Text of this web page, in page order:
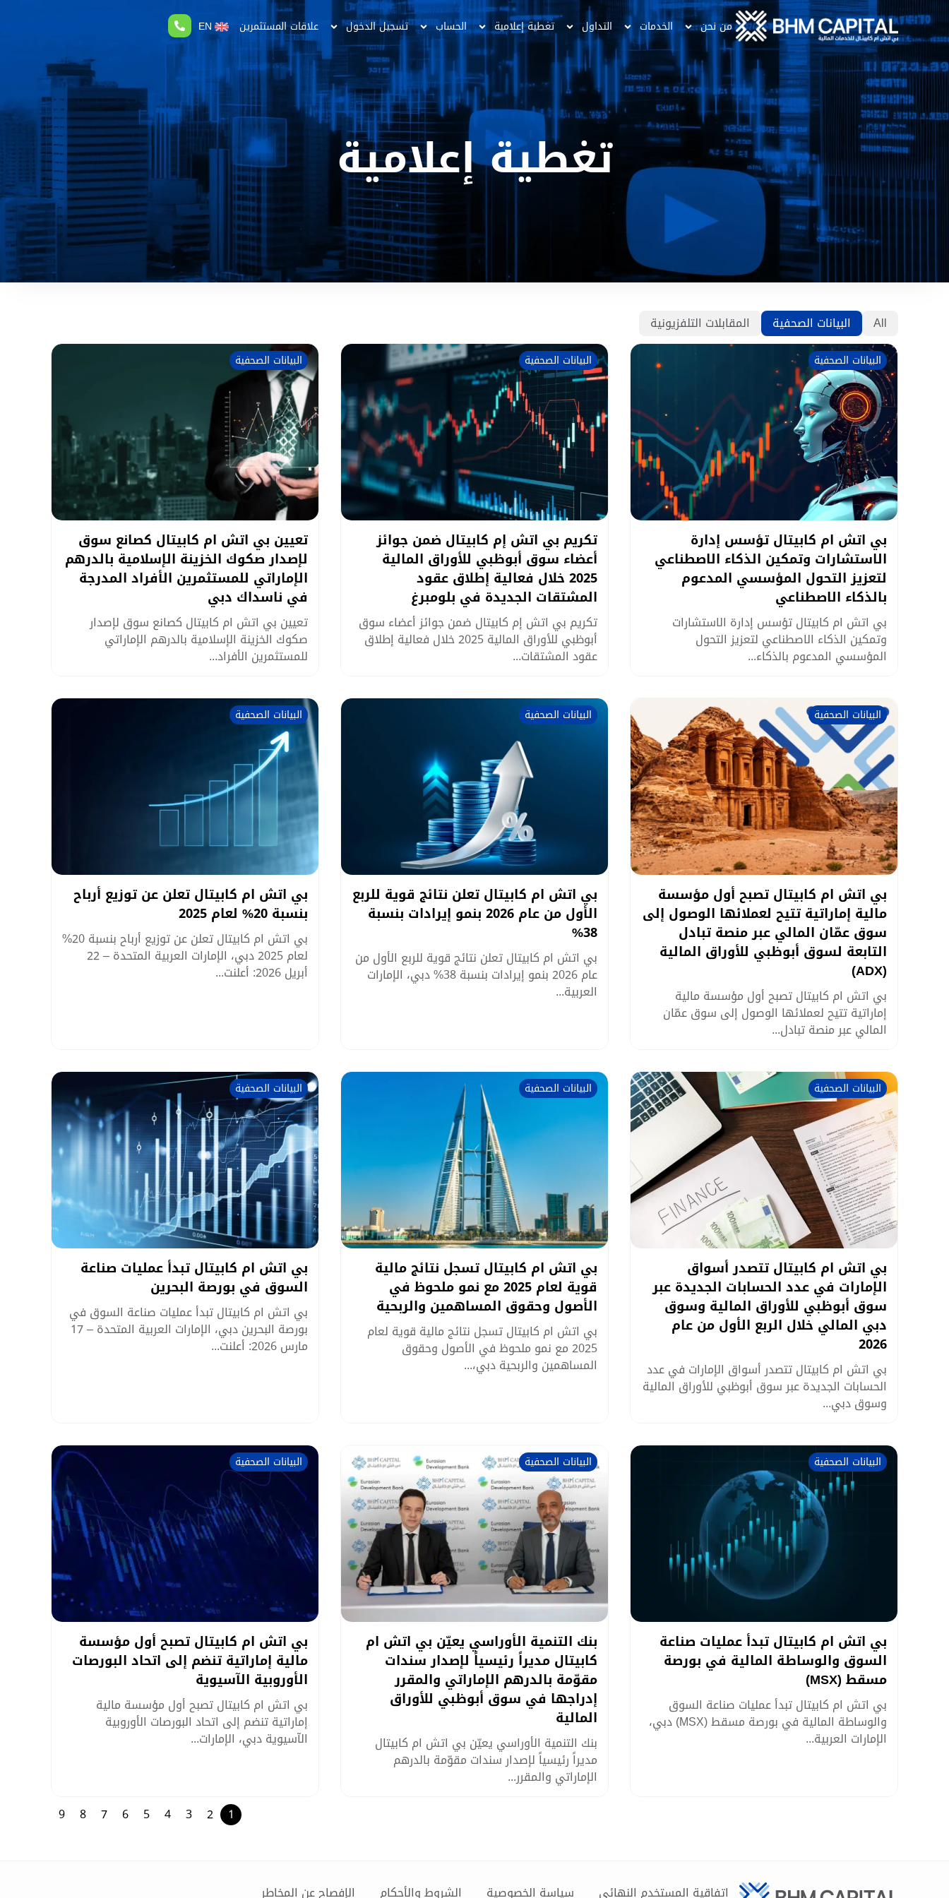
من نحن الخدمات التداول تغطية إعلامية الحساب تسجيل الدخول علاقات المستثمرين EN
تغطية إعلامية
All البيانات الصحفية المقابلات التلفزيونية
البيانات الصحفية
بي اتش ام كابيتال تؤسس إدارة
الاستشارات وتمكين الذكاء الاصطناعي
لتعزيز التحول المؤسسي المدعوم
بالذكاء الاصطناعي
بي اتش ام كابيتال تؤسس إدارة الاستشارات
وتمكين الذكاء الاصطناعي لتعزيز التحول
المؤسسي المدعوم بالذكاء...
البيانات الصحفية
تكريم بي اتش إم كابيتال ضمن جوائز
أعضاء سوق أبوظبي للأوراق المالية
2025 خلال فعالية إطلاق عقود
المشتقات الجديدة في بلومبرغ
تكريم بي اتش إم كابيتال ضمن جوائز أعضاء سوق
أبوظبي للأوراق المالية 2025 خلال فعالية إطلاق
عقود المشتقات...
البيانات الصحفية
تعيين بي اتش ام كابيتال كصانع سوق
لإصدار صكوك الخزينة الإسلامية بالدرهم
الإماراتي للمستثمرين الأفراد المدرجة
في ناسداك دبي
تعيين بي اتش ام كابيتال كصانع سوق لإصدار
صكوك الخزينة الإسلامية بالدرهم الإماراتي
للمستثمرين الأفراد...
البيانات الصحفية
بي اتش ام كابيتال تصبح أول مؤسسة
مالية إماراتية تتيح لعملائها الوصول إلى
سوق عمّان المالي عبر منصة تبادل
التابعة لسوق أبوظبي للأوراق المالية
(ADX)
بي اتش ام كابيتال تصبح أول مؤسسة مالية
إماراتية تتيح لعملائها الوصول إلى سوق عمّان
المالي عبر منصة تبادل...
البيانات الصحفية
بي اتش ام كابيتال تعلن نتائج قوية للربع
الأول من عام 2026 بنمو إيرادات بنسبة
38%
بي اتش ام كابيتال تعلن نتائج قوية للربع الأول من
عام 2026 بنمو إيرادات بنسبة 38% دبي، الإمارات
العربية...
البيانات الصحفية
بي اتش ام كابيتال تعلن عن توزيع أرباح
بنسبة 20% لعام 2025
بي اتش ام كابيتال تعلن عن توزيع أرباح بنسبة 20%
لعام 2025 دبي، الإمارات العربية المتحدة – 22
أبريل 2026: أعلنت...
البيانات الصحفية
بي اتش ام كابيتال تتصدر أسواق
الإمارات في عدد الحسابات الجديدة عبر
سوق أبوظبي للأوراق المالية وسوق
دبي المالي خلال الربع الأول من عام
2026
بي اتش ام كابيتال تتصدر أسواق الإمارات في عدد
الحسابات الجديدة عبر سوق أبوظبي للأوراق المالية
وسوق دبي...
البيانات الصحفية
بي اتش ام كابيتال تسجل نتائج مالية
قوية لعام 2025 مع نمو ملحوظ في
الأصول وحقوق المساهمين والربحية
بي اتش ام كابيتال تسجل نتائج مالية قوية لعام
2025 مع نمو ملحوظ في الأصول وحقوق
المساهمين والربحية دبي،...
البيانات الصحفية
بي اتش ام كابيتال تبدأ عمليات صناعة
السوق في بورصة البحرين
بي اتش ام كابيتال تبدأ عمليات صناعة السوق في
بورصة البحرين دبي، الإمارات العربية المتحدة – 17
مارس 2026: أعلنت...
البيانات الصحفية
بي اتش ام كابيتال تبدأ عمليات صناعة
السوق والوساطة المالية في بورصة
مسقط (MSX)
بي اتش ام كابيتال تبدأ عمليات صناعة السوق
والوساطة المالية في بورصة مسقط (MSX) دبي،
الإمارات العربية...
البيانات الصحفية
بنك التنمية الأوراسي يعيّن بي اتش ام
كابيتال مديراً رئيسياً لإصدار سندات
مقوّمة بالدرهم الإماراتي والمقرر
إدراجها في سوق أبوظبي للأوراق
المالية
بنك التنمية الأوراسي يعيّن بي اتش ام كابيتال
مديراً رئيسياً لإصدار سندات مقوّمة بالدرهم
الإماراتي والمقرر...
البيانات الصحفية
بي اتش ام كابيتال تصبح أول مؤسسة
مالية إماراتية تنضم إلى اتحاد البورصات
الأوروبية الآسيوية
بي اتش ام كابيتال تصبح أول مؤسسة مالية
إماراتية تنضم إلى اتحاد البورصات الأوروبية
الآسيوية دبي، الإمارات...
1
2
3
4
5
6
7
8
9
اتفاقية المستخدم النهائي سياسة الخصوصية الشروط والأحكام الإفصاح عن المخاطر